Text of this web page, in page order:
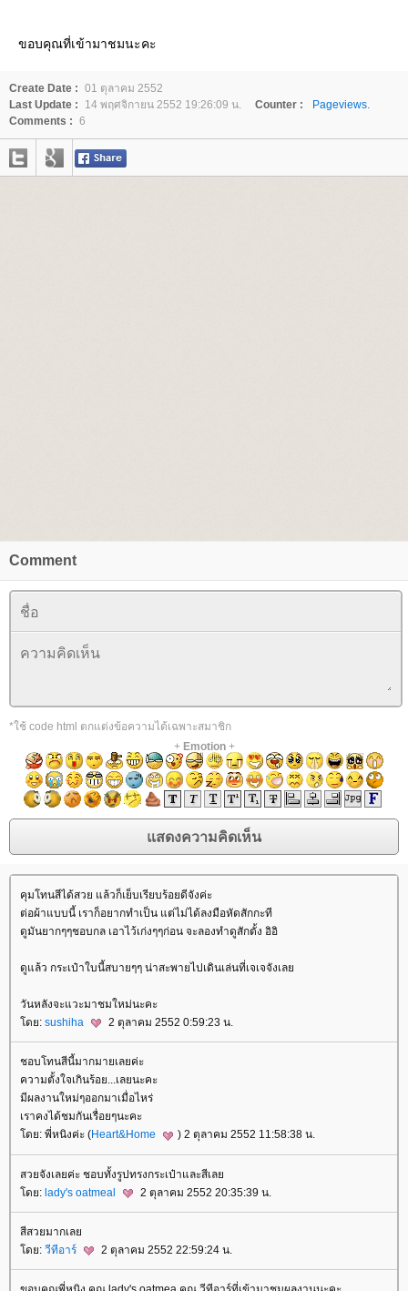
ขอบคุณที่เข้ามาชมนะคะ
Create Date : 01 ตุลาคม 2552
Last Update :
14 พฤศจิกายน 2552 19:26:09 น. Counter :
Pageviews.
Comments : 6
Comment
*ใช้ code html ตกแต่งข้อความได้เฉพาะสมาชิก
+ Emotion+
คุมโทนสีได้สวย แล้วก็เย็บเรียบร้อยดีจังค่ะ
ต่อผ้าแบบนี้ เราก็อยากทำเป็น แต่ไม่ได้ลงมือหัดสักกะที
ดูมันยากๆๆชอบกล เอาไว้เก่งๆๆก่อน จะลองทำดูสักตั้ง อิอิ
ดูแล้ว กระเป๋าใบนี้สบายๆๆ น่าสะพายไปเดินเล่นที่เจเจจังเล
วันหลังจะแวะมาชมใหม่นะคะ
ดย: sushiha 2 ตุลาคม 2552 0:59:23 น.
ชอบโทนสีนี้มากมายเลยค่ะ
ความตั้งใจเกินร้อย...เลยนะคะ
มีผลงานใหม่ๆออกมาเมื่อไหร่
เราคงได้ชมกันเรื่อยๆนะคะ
ดย: พี่หนิงค่ะ (Heart&Home ) 2 ตุลาคม 2552 11:58:38 น.
สวยจังเลยค่ะ ชอบทั้งรูปทรงกระเป๋าและสีเล
ดย: lady's oatmeal 2 ตุลาคม 2552 20:35:39 น.
สีสวยมากเล
ดย: วีทีอาร์ 2 ตุลาคม 2552 22:59:24 น.